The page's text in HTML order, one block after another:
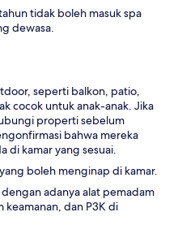
tidak boleh masuk spa
dewasa.
seperti balkon, patio,
cocok untuk anak-anak. Jika
properti sebelum
bahwa mereka
di kamar yang sesuai.
boleh menginap di kamar.
adanya alat pemadam
keamanan, dan P3K di